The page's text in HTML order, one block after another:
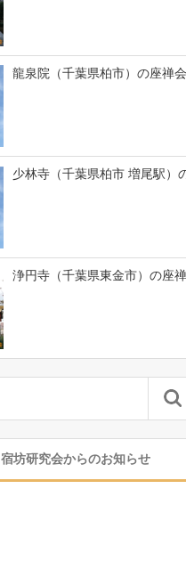
龍泉院（千葉県柏市）の座禅会
少林寺（千葉県柏市 増尾駅）
浄円寺（千葉県東金市）の座
宿坊研究会からのお知らせ